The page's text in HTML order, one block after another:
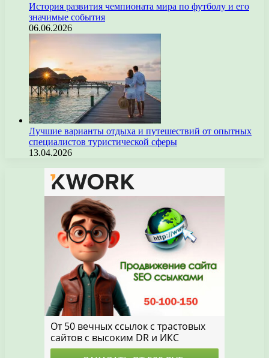
История развития чемпионата мира по футболу и его
значимые события
06.06.2026
Лучшие варианты отдыха и путешествий от опытных
специалистов туристической сферы
13.04.2026